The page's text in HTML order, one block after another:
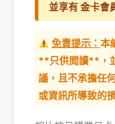
並享有 金卡會
免責提示： 本
**只供閲讀**，
議，且不承擔任
或資訊所導致的